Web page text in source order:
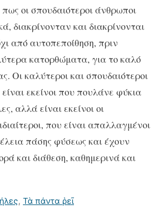
οι σπουδαιότεροι άνθρωποι
διακρίνονταν και διακρίνονται
από αυτοπεποίθηση, πριν
κατορθώματα, για το καλό
Οι καλύτεροι και σπουδαιότεροι
εκείνοι που πουλάνε φύκια
αλλά είναι εκείνοι οι
που είναι απαλλαγμένοι
πάσης φύσεως και έχουν
και διάθεση, καθημερινά και
, Τὰ πάντα ῥεῖ